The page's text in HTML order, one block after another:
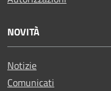
NOVITÀ
Notizie
Comunicati